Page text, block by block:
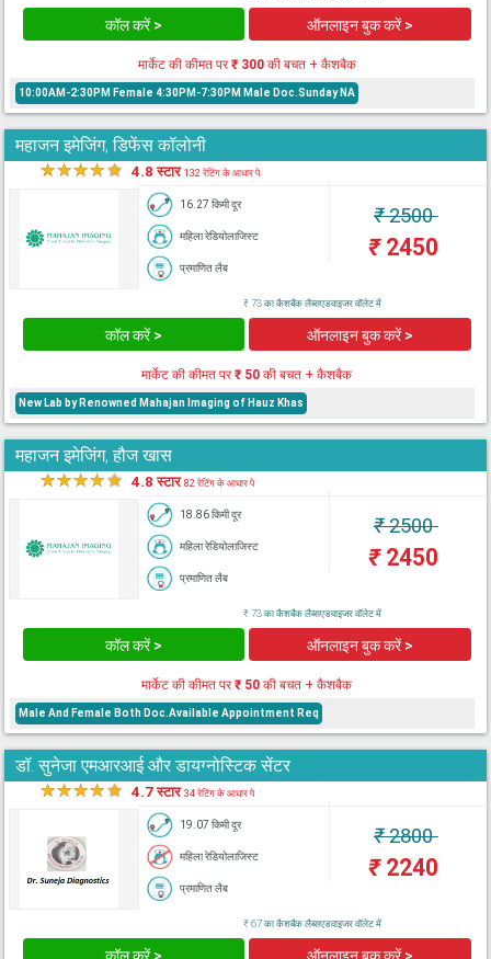
कॉल करें > ऑनलाइन बुक करें >
मार्केट की कीमत पर₹ 300की बचत + कैशबैक
10:00AM-2:30PM Female 4:30PM-7:30PM Male Doc.Sunday NA
महाजन इमेजिंग, डिफेंस कॉलोनी
★★★★★ 4.8 स्टार132 रेटिंग के आधार पे
16.27 किमी दूर
महिला रेडियोलाजिस्ट
प्रमाणित लैब
₹2500
₹2450
₹ 73 का कैशबैक लैब्सएडवाइजर वॉलेट में
कॉल करें > ऑनलाइन बुक करें >
मार्केट की कीमत पर₹ 50 की बचत + कैशबैक
New Lab by Renowned Mahajan Imaging of Hauz Khas
महाजन इमेजिंग, हौज खास
★★★★★ 4.8 स्टार82 रेटिंग के आधार पे
18.86 किमी दूर
महिला रेडियोलाजिस्ट
प्रमाणित लैब
₹2500
₹2450
₹ 73 का कैशबैक लैब्सएडवाइजर वॉलेट में
कॉल करें > ऑनलाइन बुक करें >
मार्केट की कीमत पर₹ 50 की बचत + कैशबैक
Male And Female Both Doc.Available Appointment Req
डॉ. सुनेजा एमआरआई और डायग्नोस्टिक सेंटर
★★★★★ 4.7 स्टार34 रेटिंग के आधार पे
19.07 किमी दूर
महिला रेडियोलाजिस्ट
प्रमाणित लैब
₹2800
₹2240
₹ 67 का कैशबैक लैब्सएडवाइजर वॉलेट में